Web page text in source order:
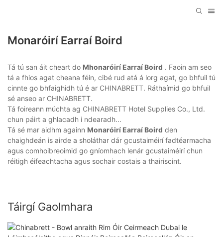
Monaróirí Earraí Boird
Tá tú san áit cheart do Mhonaróirí Earraí Boird . Faoin am seo
tá a fhios agat cheana féin, cibé rud atá á lorg agat, go bhfuil tú
cinnte go bhfaighidh tú é ar CHINABRETT. Ráthaímid go bhfuil
sé anseo ar CHINABRETT.
Tá foireann múchta ag CHINABRETT Hotel Supplies Co., Ltd.
chun páirt a ghlacadh i ndearadh...
Tá sé mar aidhm againn Monaróirí Earraí Boird den
chaighdeán is airde a sholáthar dár gcustaiméirí fadtéarmacha
agus comhoibreoimid go gníomhach lenár gcustaiméirí chun
réitigh éifeachtacha agus sochair costais a thairiscint.
Táirgí Gaolmhara